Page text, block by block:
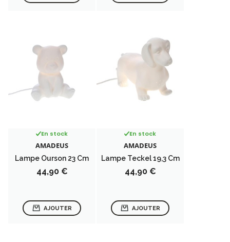
En stock
AMADEUS
Lampe Ourson 23 Cm
Prix
44,90 €
AJOUTER
En stock
AMADEUS
Lampe Teckel 19,3 Cm
Prix
44,90 €
AJOUTER